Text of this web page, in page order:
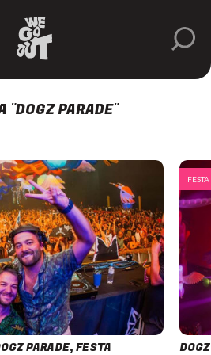
"DOGZ PARADE"
PARADE, FESTA
FESTA